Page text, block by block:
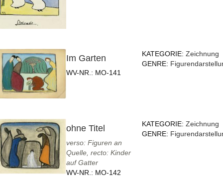
Im Garten
WV-NR.: MO-141
KATEGORIE:Zeichnung
GENRE:
ohne Titel
verso: Figuren an
Quelle, recto: Kinder
auf Gatter
WV-NR.: MO-142
KATEGORIE:Zeichnung
GENRE: